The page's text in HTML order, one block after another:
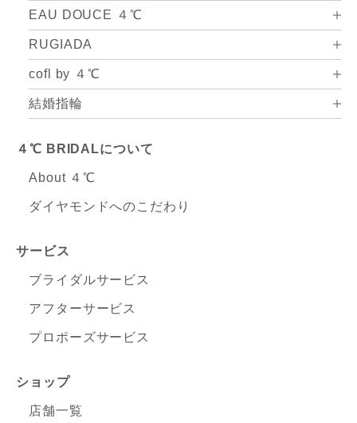
EAU DOUCE ４℃
RUGIADA
cofl by ４℃
結婚指輪
４℃ BRIDALについて
About ４℃
ダイヤモンドへのこだわり
サービス
ブライダルサービス
アフターサービス
プロポーズサービス
ショップ
店舗一覧